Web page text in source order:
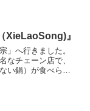
してるの...
XieLaoSong)』
」へ行きました。
なチェーン店で、
い鍋）が食べられ